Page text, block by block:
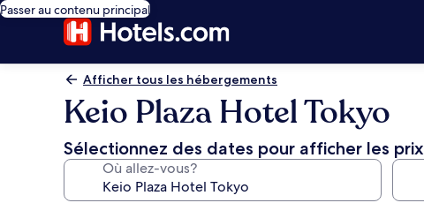
Passer au contenu principal
Afficher tous les hébergements
Keio Plaza Hotel Tokyo
Sélectionnez des dates pour afficher les prix
Où allez-vous?